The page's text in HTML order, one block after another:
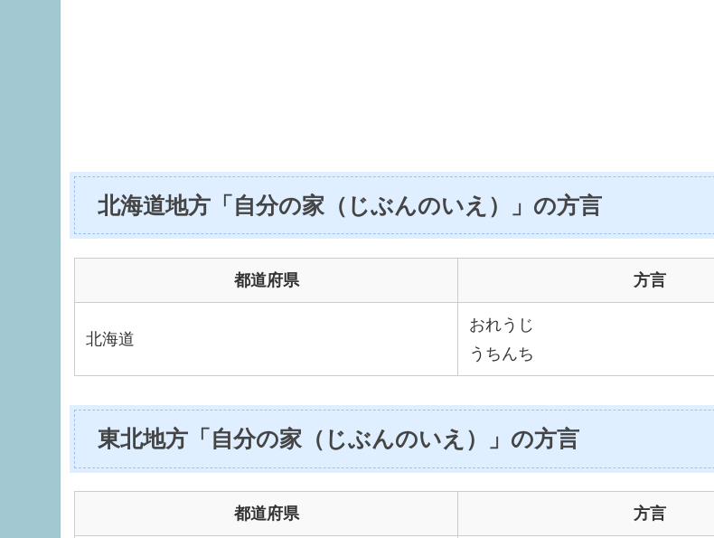
北海道地方「自分の家（じぶんのいえ）」の方言
都道府県 方言
北海道
おれうじ
うちんち
東北地方「自分の家（じぶんのいえ）」の方言
都道府県 方言